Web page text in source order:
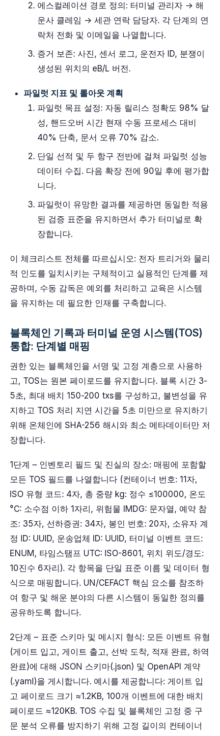
에스컬레이션 경로 정의: 터미널 관리자 → 해
운사 클레임 → 세관 연락 담당자. 각 단계의 연
락처 전화 및 이메일을 나열합니다.
증거 보존: 사진, 센서 로그, 운전자 ID, 분쟁이
생성된 위치의 eB/L 버전.
파일럿 지표 및 롤아웃 계획
파일럿 목표 설정: 자동 릴리스 정확도 98% 달
성, 핸드오버 시간 현재 수동 프로세스 대비
40% 단축, 문서 오류 70% 감소.
단일 선적 및 두 항구 전반에 걸쳐 파일럿 성능
데이터 수집. 다음 확장 전에 90일 후에 평가합
니다.
파일럿이 유망한 결과를 제공하면 동일한 적용
된 검증 표준을 유지하면서 추가 터미널로 확
장합니다.
이 체크리스트 전체를 따르십시오: 전자 트리거와 물리
적 인도를 일치시키는 구체적이고 실용적인 단계를 제
공하며, 수동 감독은 예외를 처리하고 교육은 시스템
을 유지하는 데 필요한 인재를 구축합니다.
블록체인 기록과 터미널 운영 시스템(TOS)
통합: 단계별 매핑
권한 있는 블록체인을 서명 및 고정 계층으로 사용하
고, TOS는 원본 페이로드를 유지합니다. 블록 시간 3-
5초, 최대 배치 150-200 txs를 구성하고, 불변성을 유
지하고 TOS 처리 지연 시간을 5초 미만으로 유지하기
위해 온체인에 SHA-256 해시와 최소 메타데이터만 저
장합니다.
1단계 – 인벤토리 필드 및 진실의 장소: 매핑에 포함할
모든 TOS 필드를 나열합니다 (컨테이너 번호: 11자,
ISO 유형 코드: 4자, 총 중량 kg: 정수 ≤100000, 온도
°C: 소수점 이하 1자리, 위험물 IMDG: 문자열, 예약 참
조: 35자, 선하증권: 34자, 봉인 번호: 20자, 소유자 계
정 ID: UUID, 운송업체 ID: UUID, 터미널 이벤트 코드:
ENUM, 타임스탬프 UTC: ISO-8601, 위치 위도/경도:
10진수 6자리). 각 항목을 단일 표준 이름 및 데이터 형
식으로 매핑합니다. UN/CEFACT 핵심 요소를 참조하
여 항구 및 해운 분야의 다른 시스템이 동일한 정의를
공유하도록 합니다.
2단계 – 표준 스키마 및 메시지 형식: 모든 이벤트 유형
(게이트 입고, 게이트 출고, 선박 도착, 적재 완료, 하역
완료)에 대해 JSON 스키마(.json) 및 OpenAPI 계약
(.yaml)을 게시합니다. 예시를 제공합니다: 게이트 입
고 페이로드 크기 ≈1.2KB, 100개 이벤트에 대한 배치
페이로드 ≈120KB. TOS 수집 및 블록체인 고정 중 구
문 분석 오류를 방지하기 위해 고정 길이의 컨테이너